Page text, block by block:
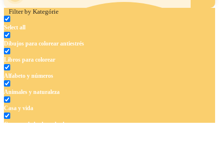
Filter by Kategórie
Select all
Dibujos para colorear antiestrés
Libros para colorear
Alfabeto y números
Animales y naturaleza
Casa y vida
Cuentos de hadas y hadas